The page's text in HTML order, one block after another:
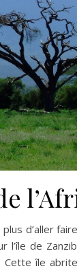
d’aller
de
île